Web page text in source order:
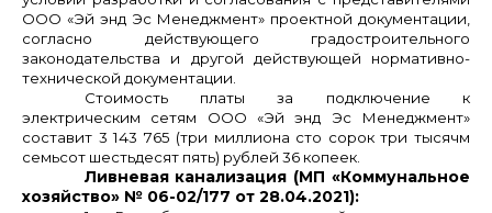
ООО «Эй энд Эс Менеджмент» проектной документации,
согласно действующего градостроительного
законодательства и другой действующей нормативно-
технической документации.
Стоимость платы за подключение к
электрическим сетям ООО «Эй энд Эс Менеджмент»
составит 3 143 765 (три миллиона сто сорок три тысячм
семьсот шестьдесят пять) рублей 36 копеек.
Ливневая канализация (МП «Коммунальное
хозяйство» № 06-02/177 от 28.04.2021):